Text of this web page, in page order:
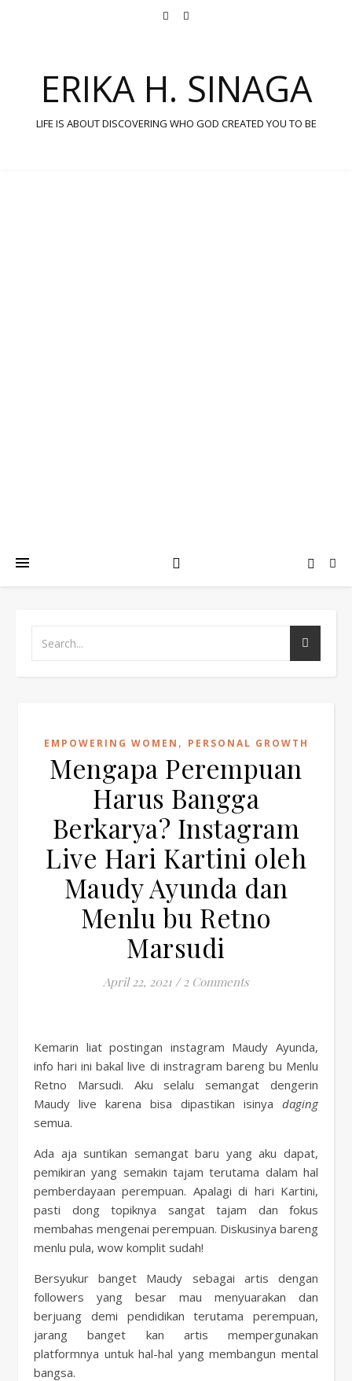
ERIKA H. SINAGA
LIFE IS ABOUT DISCOVERING WHO GOD CREATED YOU TO BE
EMPOWERING WOMEN , PERSONAL GROWTH
Mengapa Perempuan
Harus Bangga
Berkarya? Instagram
Live Hari Kartini oleh
Maudy Ayunda dan
Menlu bu Retno
Marsudi
April 22, 2021 / 2 Comments
Kemarin liat postingan instagram Maudy Ayunda,
info hari ini bakal live di instragram bareng bu Menlu
Retno Marsudi. Aku selalu semangat dengerin
Maudy live karena bisa dipastikan isinya daging
semua.
Ada aja suntikan semangat baru yang aku dapat,
pemikiran yang semakin tajam terutama dalam hal
pemberdayaan perempuan. Apalagi di hari Kartini,
pasti dong topiknya sangat tajam dan fokus
membahas mengenai perempuan. Diskusinya bareng
menlu pula, wow komplit sudah!
Bersyukur banget Maudy sebagai artis dengan
followers yang besar mau menyuarakan dan
berjuang demi pendidikan terutama perempuan,
jarang banget kan artis mempergunakan
platformnya untuk hal-hal yang membangun mental
bangsa.